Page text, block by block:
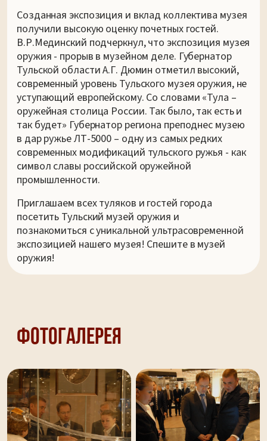
Созданная экспозиция и вклад коллектива музея
получили высокую оценку почетных гостей.
В.Р.Мединский подчеркнул, что экспозиция музея
оружия - прорыв в музейном деле. Губернатор
Тульской области А.Г. Дюмин отметил высокий,
современный уровень Тульского музея оружия, не
уступающий европейскому. Со словами «Тула –
оружейная столица России. Так было, так есть и
так будет» Губернатор региона преподнес музею
в дар ружье ЛТ-5000 – одну из самых редких
современных модификаций тульского ружья - как
символ славы российской оружейной
промышленности.
Приглашаем всех туляков и гостей города
посетить Тульский музей оружия и
познакомиться с уникальной ультрасовременной
экспозицией нашего музея! Спешите в музей
оружия!
Фотогалерея